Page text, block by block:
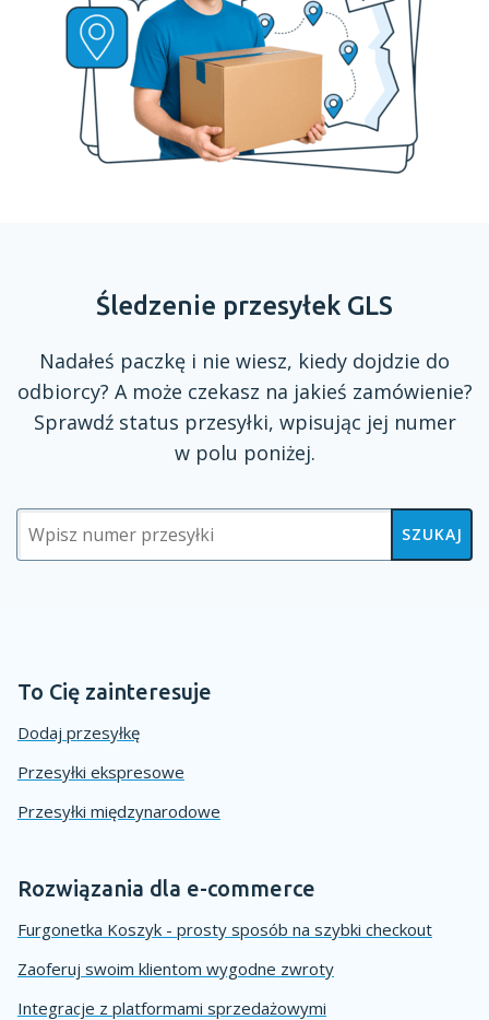
Śledzenie przesyłek GLS
Nadałeś paczkę i nie wiesz, kiedy dojdzie do
odbiorcy? A może czekasz na jakieś zamówienie?
Sprawdź status przesyłki, wpisując jej numer
w polu poniżej.
SZUKAJ
To Cię zainteresuje
Dodaj przesyłkę
Przesyłki ekspresowe
Przesyłki międzynarodowe
Rozwiązania dla e-commerce
Furgonetka Koszyk - prosty sposób na szybki checkout
Zaoferuj swoim klientom wygodne zwroty
Integracje z platformami sprzedażowymi